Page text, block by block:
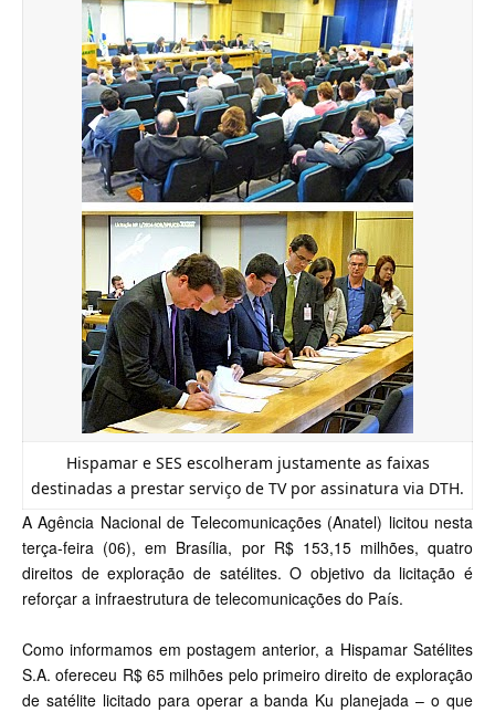
Hispamar e SES escolheram justamente as faixas
destinadas a prestar serviço de TV por assinatura via DTH.
A Agência Nacional de Telecomunicações (Anatel) licitou nesta
terça-feira (06), em Brasília, por R$ 153,15 milhões, quatro
direitos de exploração de satélites. O objetivo da licitação é
reforçar a infraestrutura de telecomunicações do País.
Como informamos em postagem anterior, a Hispamar Satélites
S.A. ofereceu R$ 65 milhões pelo primeiro direito de exploração
de satélite licitado para operar a banda Ku planejada – o que